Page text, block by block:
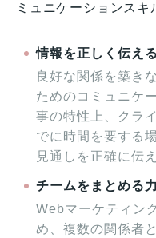
ミュニケーションスキ
情報を正しく伝え
良好な関係を築き
ためのコミュニケ
事の特性上、クラ
でに時間を要する
見通しを正確に伝
チームをまとめる力
Webマーケティン
め、複数の関係者